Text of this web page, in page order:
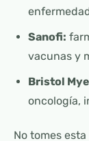
Sanofi:
vacunas y
Bristol
oncología,
No tomes